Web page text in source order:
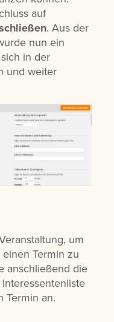
auf
. Aus der
nun ein
in der
und weiter
um
Termin zu
anschließend die
Termin an.